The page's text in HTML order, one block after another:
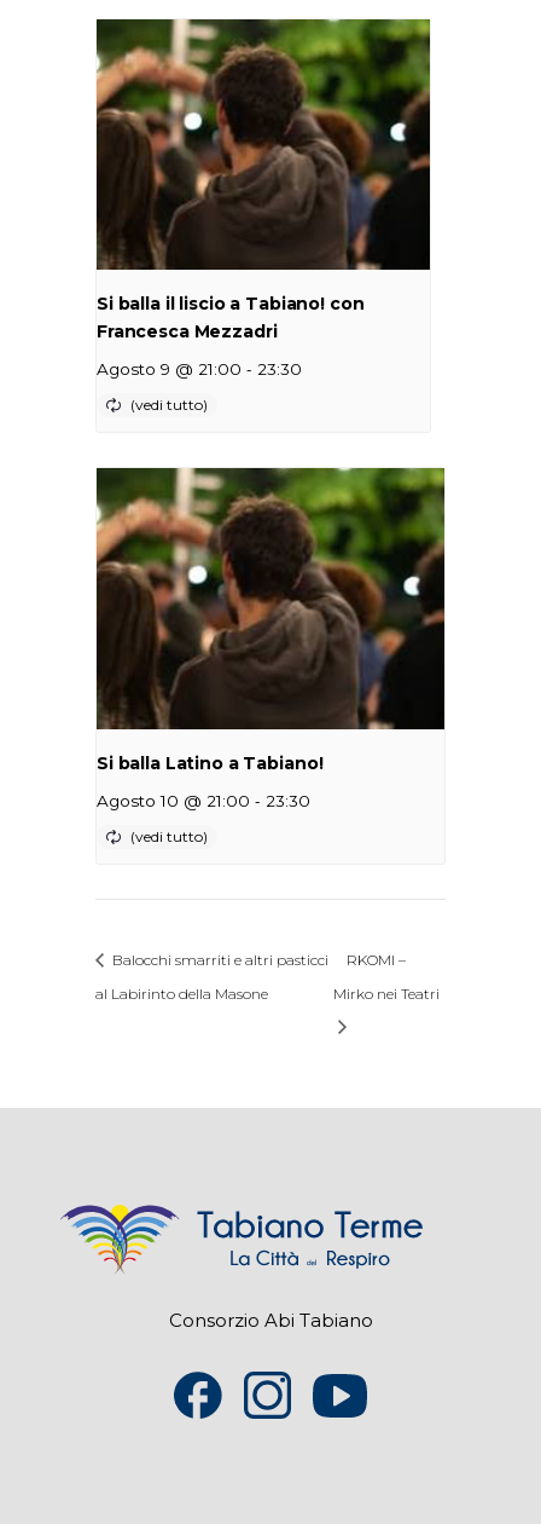
Si balla il liscio a Tabiano! con
Francesca Mezzadri
Agosto 9 @ 21:00 - 23:30
Si balla Latino a Tabiano!
Agosto 10 @ 21:00 - 23:30
Balocchi smarriti e altri pasticci
al Labirinto della Masone
RKOMI –
Mirko nei Teatri
Consorzio Abi Tabiano